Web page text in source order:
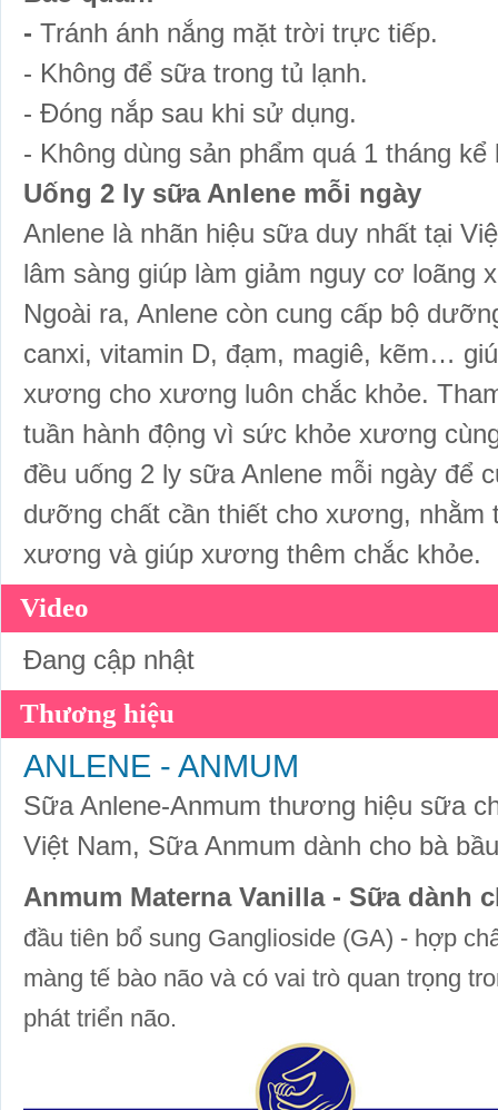
- Tránh ánh nắng mặt trời trực tiếp.
- Không để sữa trong tủ lạnh.
- Đóng nắp sau khi sử dụng.
- Không dùng sản phẩm quá 1 tháng
Uống 2 ly sữa Anlene mỗi ngày
Anlene là nhãn hiệu sữaduy nhất tại
lâm sàng giúp làm giảm nguy cơ loãng
Ngoài ra, Anlene còn cung cấp bộ
canxi, vitamin D, đạm, magiê, kẽm…
xương cho xương luôn chắc khỏe.
tuần hành động vì sức khỏe xương
đều uống 2 ly sữa Anlene mỗi ngày để
dưỡng chất cần thiết cho xương, nhằm
xương và giúp xương thêm chắc khỏe.
Video
Đang cập nhật
Thương hiệu
ANLENE - ANMUM
Sữa Anlene-Anmum thương hiệu sữa
Việt Nam, Sữa Anmum dành cho bà bầu
Anmum Materna Vanilla - Sữa dành
đầu tiên bổ sung Ganglioside (GA) - hợp
màng tế bào não và có vai trò quan trọng
phát triển não.